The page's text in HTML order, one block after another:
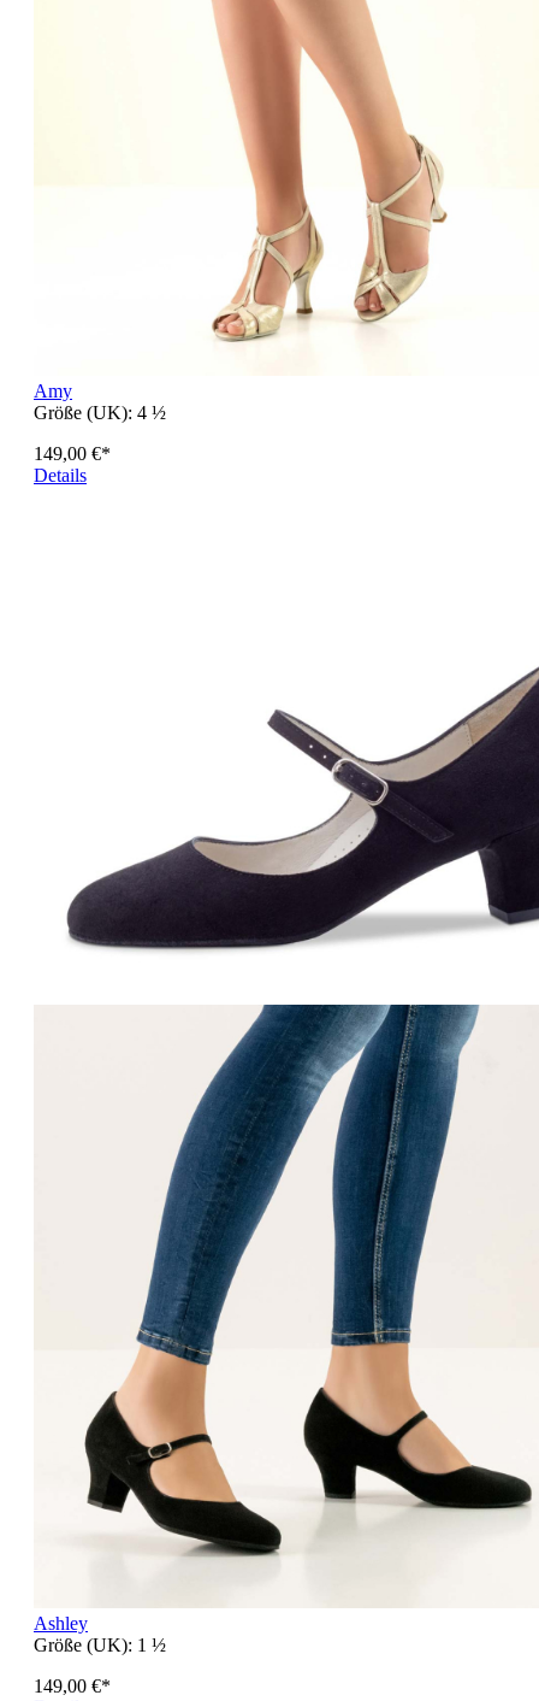
Amy
Größe (UK): 4 ½
149,00 €*
Details
Ashley
Größe (UK): 1 ½
149,00 €*